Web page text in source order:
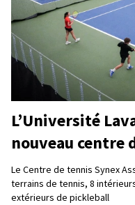
L’Université
nouveau centre
Le Centre de tennis Synex
terrains de tennis, 8
extérieurs de pickleball